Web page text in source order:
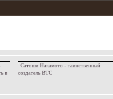
в
Сатоши Накамото - таинственный
создатель BTC